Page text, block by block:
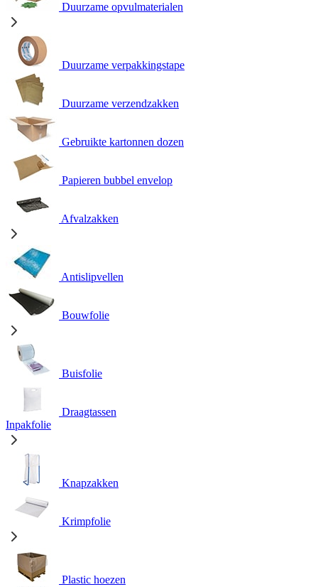
Duurzame opvulmaterialen
Duurzame verpakkingstape
Duurzame verzendzakken
Gebruikte kartonnen dozen
Papieren bubbel envelop
Afvalzakken
Antislipvellen
Bouwfolie
Buisfolie
Draagtassen
Inpakfolie
Knapzakken
Krimpfolie
Plastic hoezen